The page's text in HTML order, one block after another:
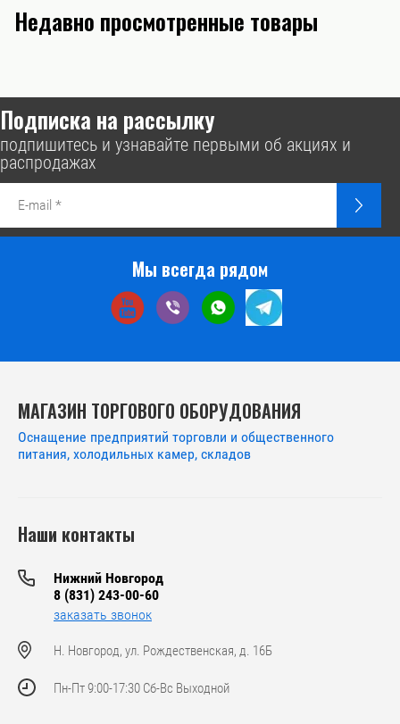
Недавно просмотренные товары
Подписка на рассылку
подпишитесь и узнавайте первыми об акциях и
распродажах
Мы всегда рядом
МАГАЗИН ТОРГОВОГО ОБОРУДОВАНИЯ
Оснащение предприятий торговли и общественного
питания, холодильных камер, складов
Наши контакты
Нижний Новгород
8 (831) 243-00-60
заказать звонок
Н. Новгород, ул. Рождественская, д. 16Б
Пн-Пт 9:00-17:30 Сб-Вс Выходной